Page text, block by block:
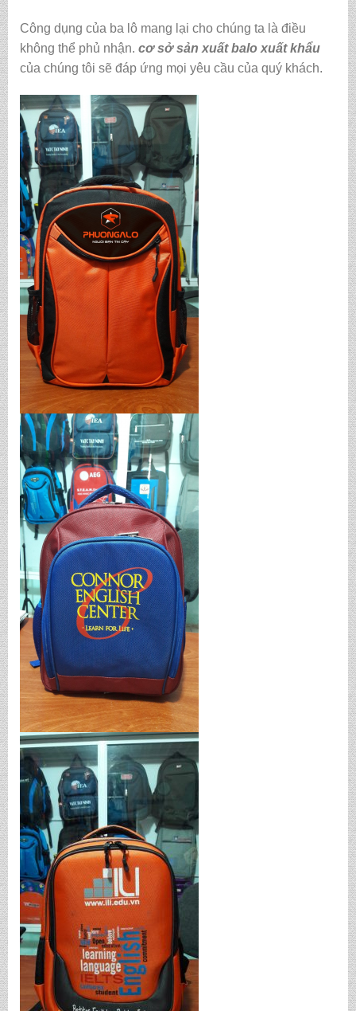
Công dụng của ba lô mang lại cho chúng ta là điều
không thể phủ nhận. cơ sở sản xuất balo xuất khẩu
của chúng tôi sẽ đáp ứng mọi yêu cầu của quý khách.